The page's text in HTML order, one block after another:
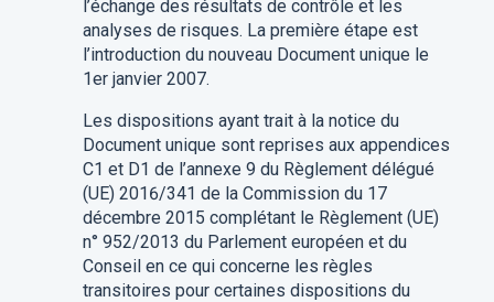
l’échange des résultats de contrôle et les
analyses de risques. La première étape est
l’introduction du nouveau Document unique le
1er janvier 2007.
Les dispositions ayant trait à la notice du
Document unique sont reprises aux appendices
C1 et D1 de l’annexe 9 du Règlement délégué
(UE) 2016/341 de la Commission du 17
décembre 2015 complétant le Règlement (UE)
n° 952/2013 du Parlement européen et du
Conseil en ce qui concerne les règles
transitoires pour certaines dispositions du